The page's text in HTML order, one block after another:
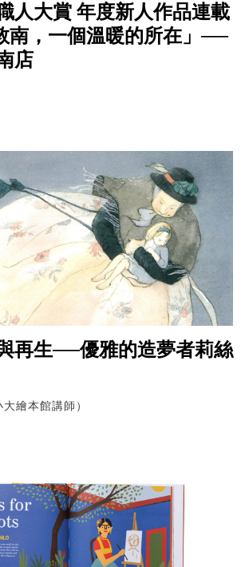
人大賞 年度新人作品連載
南，一個溫暖的所在」──
店
再生──優雅的造夢者莉絲
繪本館講師）